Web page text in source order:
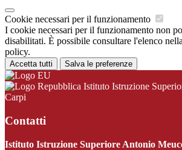
Cookie necessari per il funzionamento
I cookie necessari per il funzionamento non
disabilitati. È possibile consultare l'elenco
policy.
Accetta tutti Salva le preferenze
Istituto Istruzione
Carpi
Contatti
Istituto Istruzione Superiore Antonio